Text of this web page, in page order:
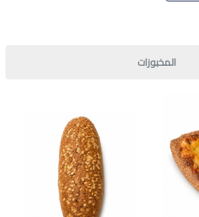
المخبوزات